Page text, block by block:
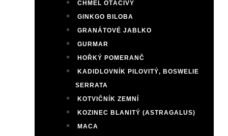
CHMEL OTÁČIVÝ
GINKGO BILOBA
GRANÁTOVÉ JABLKO
GURMAR
HOŘKÝ POMERANČ
KADIDLOVNÍK PILOVITÝ, BOSWELIE
SERRATA
KOTVIČNÍK ZEMNÍ
KOZINEC BLANITÝ (ASTRAGALUS)
MACA